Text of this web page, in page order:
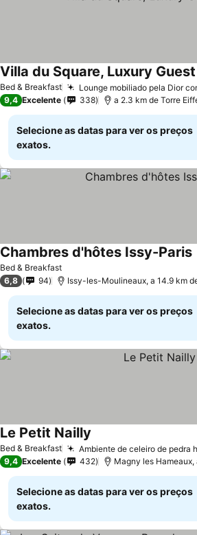
Bed & Breakfast Lounge mobiliado pela Dior
Villa du Square, Luxury
9,4 Excelente 338 a 2.3 km de Torre
Selecione as datas para ver os preços
exatos.
Bed & Breakfast
Chambres d'hôtes Issy-Paris
6,8 94 Issy-les-Moulineaux, a 14.9 km
Selecione as datas para ver os preços
exatos.
Bed & Breakfast Ambiente de celeiro de pedra
Le Petit Nailly
9,4 Excelente 432 Magny les Hameaux,
Selecione as datas para ver os preços
exatos.